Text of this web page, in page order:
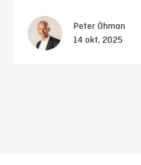
Peter Öhman
14 okt, 2025